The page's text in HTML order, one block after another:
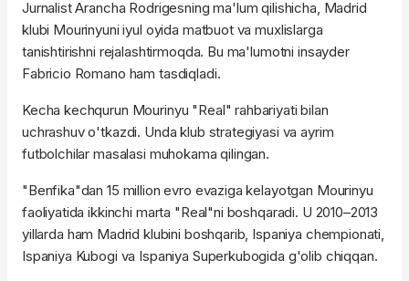
Jurnalist Arancha Rodrigesning ma'lum qilishicha, Madrid
klubi Mourinyuni iyul oyida matbuot va muxlislarga
tanishtirishni rejalashtirmoqda. Bu ma'lumotni insayder
Fabricio Romano ham tasdiqladi.
Kecha kechqurun Mourinyu "Real" rahbariyati bilan
uchrashuv o'tkazdi. Unda klub strategiyasi va ayrim
futbolchilar masalasi muhokama qilingan.
"Benfika"dan 15 million evro evaziga kelayotgan Mourinyu
faoliyatida ikkinchi marta "Real"ni boshqaradi. U 2010–2013
yillarda ham Madrid klubini boshqarib, Ispaniya chempionati,
Ispaniya Kubogi va Ispaniya Superkubogida g'olib chiqqan.